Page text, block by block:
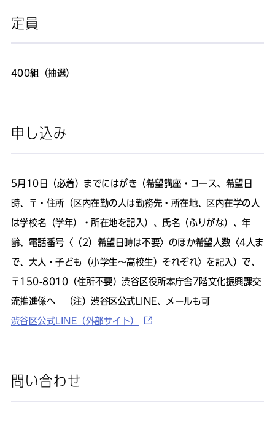
定員
400組（抽選）
申し込み
5月10日（必着）までにはがき（希望講座・コース、希望日
時、〒・住所（区内在勤の人は勤務先・所在地、区内在学の人
は学校名（学年）・所在地を記入）、氏名（ふりがな）、年
齢、電話番号〈（2）希望日時は不要〉のほか希望人数〈4人ま
で、大人・子ども（小学生～高校生）それぞれ〉を記入）で、
〒150-8010（住所不要）渋谷区役所本庁舎7階文化振興課交
流推進係へ （注）渋谷区公式LINE、メールも可
渋谷区公式LINE（外部サイト）
問い合わせ